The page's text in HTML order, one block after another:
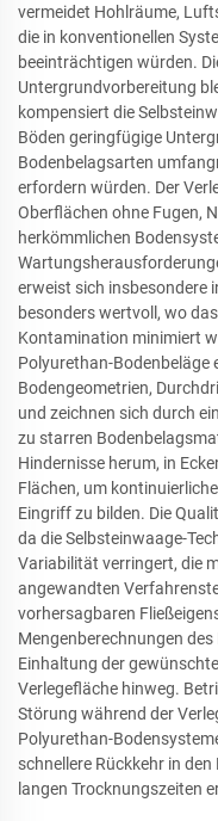
vermeidet Hohlräume,
die in konventionellen
beeinträchtigen würden.
Untergrundvorbereitung
kompensiert die
Böden geringfügige
Bodenbelagsarten
erfordern würden. Der
Oberflächen ohne Fugen,
herkömmlichen
erweist sich insbesondere
besonders wertvoll, wo
Kontamination minimiert
Polyurethan-Bodenbeläge
Bodengeometrien,
und zeichnen sich durch
zu starren
Hindernisse herum, in
Flächen, um
Eingriff zu bilden. Die
da die Selbsteinwaage-
Variabilität verringert, die
angewandten
vorhersagbaren
Mengenberechnungen
Einhaltung der
Verlegefläche hinweg.
Störung während der
Polyurethan-
schnellere Rückkehr in
langen Trocknungszeiten